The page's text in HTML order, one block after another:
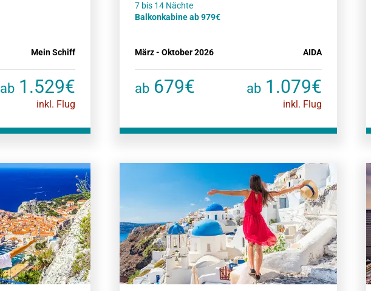
Mein Schiff
ab 1.529€
inkl. Flug
Balkonkabine ab 979€
März - Oktober 2026 AIDA
ab 679€ ab 1.079€
inkl. Flug